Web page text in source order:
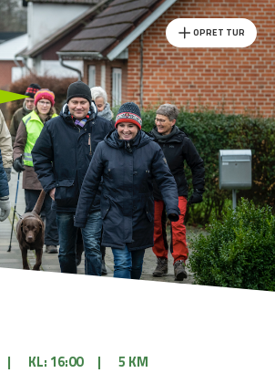
OPRET TUR
| KL: 16:00 | 5 KM